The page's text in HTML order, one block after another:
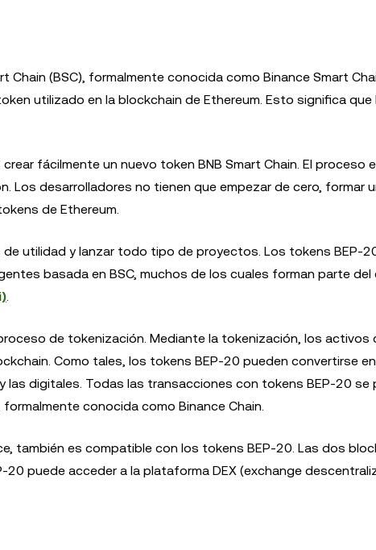
Chain (BSC), formalmente conocida como Binance Smart
utilizado en la blockchain de Ethereum. Esto significa
fácilmente un nuevo token BNB Smart Chain. El proceso
Los desarrolladores no tienen que empezar de cero, formar
de Ethereum.
utilidad y lanzar todo tipo de proyectos. Los tokens BEP-
basada en BSC, muchos de los cuales forman parte del
.
de tokenización. Mediante la tokenización, los activos
Como tales, los tokens BEP-20 pueden convertirse
digitales. Todas las transacciones con tokens BEP-20 se
conocida como Binance Chain.
también es compatible con los tokens BEP-20. Las dos
puede acceder a la plataforma DEX (exchange